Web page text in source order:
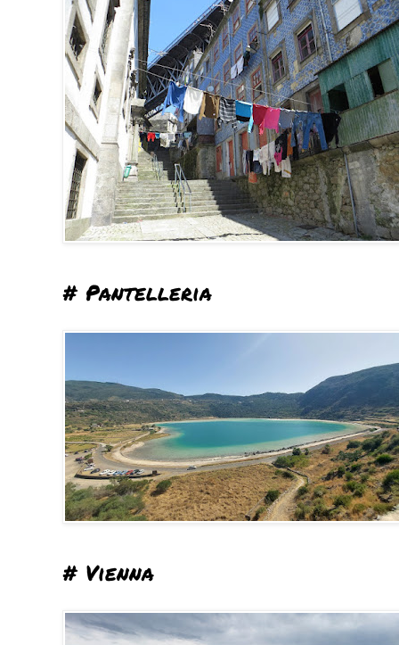
# Pantelleria
# Vienna